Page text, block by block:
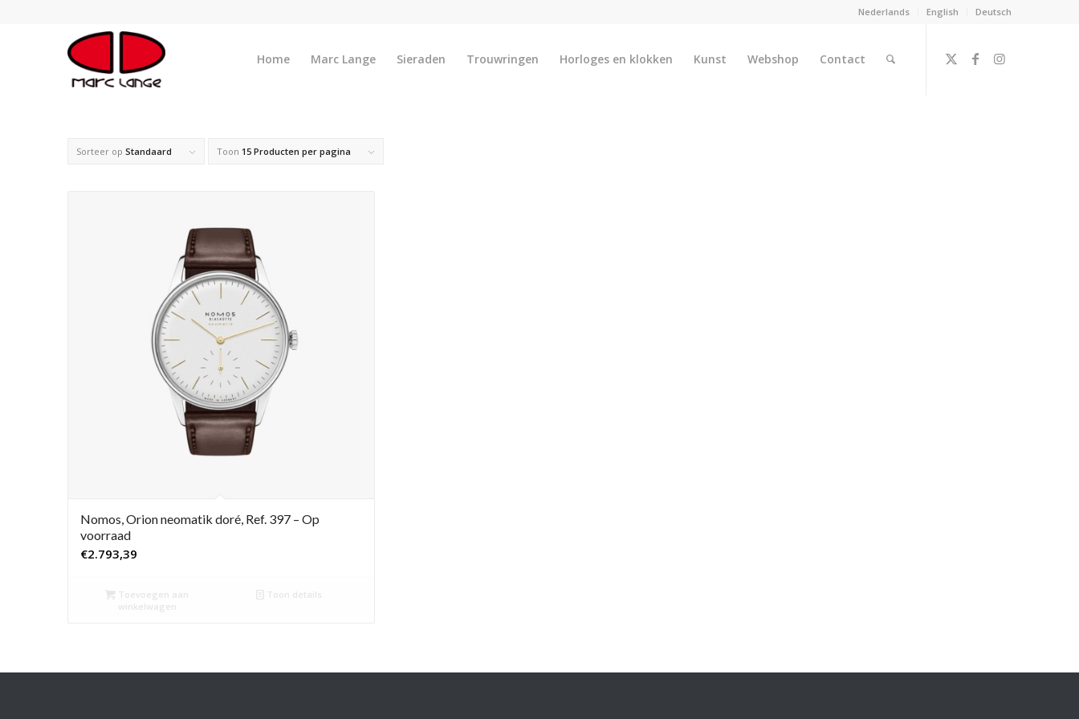
Nederlands English Deutsch
Home Marc Lange Sieraden Trouwringen Horloges en klokken Kunst Webshop Contact
Sorteer op Standaard Toon 15 Producten per pagina
Nomos, Orion neomatik doré, Ref. 397 – Op
voorraad
€2.793,39
Toevoegen aan
winkelwagen
Toon details